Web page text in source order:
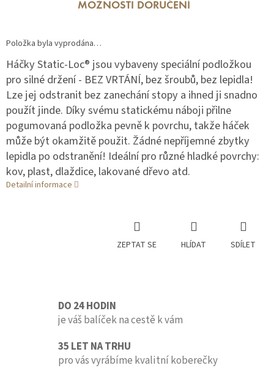
MOŽNOSTI DORUČENÍ
Položka byla vyprodána…
Háčky Static-Loc® jsou vybaveny speciální podložkou
pro silné držení - BEZ VRTÁNÍ, bez šroubů, bez lepidla!
Lze jej odstranit bez zanechání stopy a ihned ji snadno
použít jinde. Díky svému statickému náboji přilne
pogumovaná podložka pevně k povrchu, takže háček
může být okamžitě použit. Žádné nepříjemné zbytky
lepidla po odstranění! Ideální pro různé hladké povrchy:
kov, plast, dlaždice, lakované dřevo atd.
Detailní informace
ZEPTAT SE HLÍDAT SDÍLET
DO 24 HODIN
je váš balíček na cestě k vám
35 LET NA TRHU
pro vás vyrábíme kvalitní koberečky